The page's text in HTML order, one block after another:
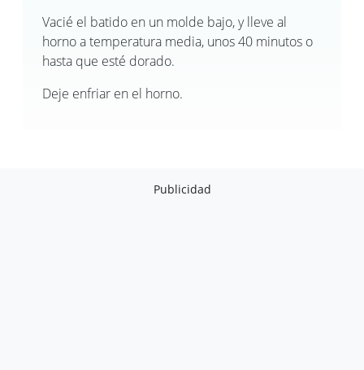
Vacié el batido en un molde bajo, y lleve al
horno a temperatura media, unos 40 minutos o
hasta que esté dorado.
Deje enfriar en el horno.
Publicidad